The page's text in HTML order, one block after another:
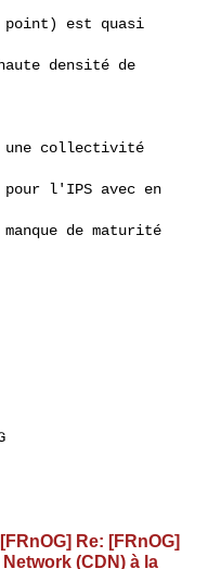
point) est quasi
densité de
une collectivité
l'IPS avec en
de maturité
Re: [FRnOG]
(CDN) à la